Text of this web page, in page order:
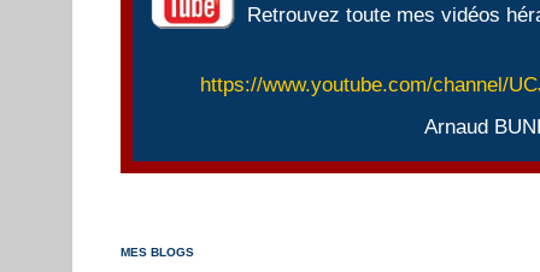
Retrouvez toute mes vidéos
https://www.youtube.com/channel/
Arnaud
MES BLOGS